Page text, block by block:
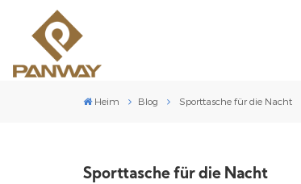
Heim Blog Sporttasche für die Nacht
Sporttasche für die Nacht